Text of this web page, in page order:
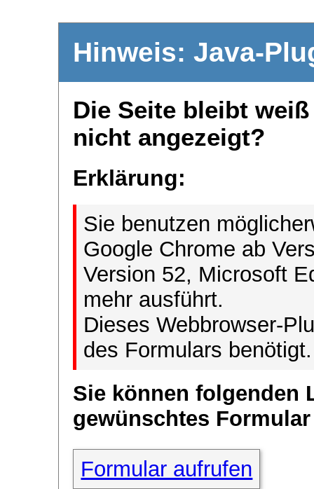
Hinweis: Java-
Die Seite bleibt
nicht angezeigt?
Erklärung:
Sie benutzen
Google Chrome ab
Version 52, Microsoft
mehr ausführt.
Dieses Webbrowser-
des Formulars benötigt.
Sie können folgenden
gewünschtes
Formular aufrufen